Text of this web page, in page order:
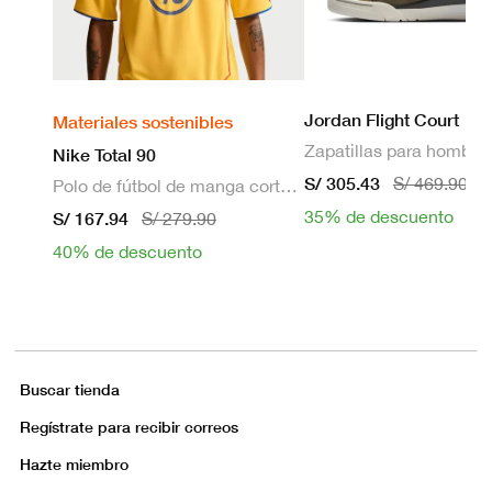
Materiales sostenibles
Nike Total 90
Polo de fútbol de manga corta Dri-FIT para hombre
S/ 167.94
S/ 279.90
40% de descuento
Jordan Flight Court
Zapatillas para hombre
S/ 305.43
S/ 469.90
35% de descuento
Buscar tienda
Regístrate para recibir correos
Hazte miembro